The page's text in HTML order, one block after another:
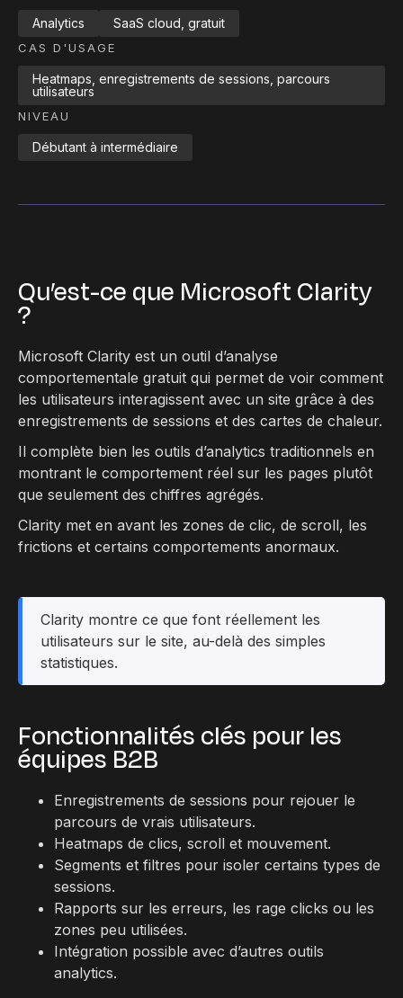
Analytics SaaS cloud, gratuit
CAS D'USAGE
Heatmaps, enregistrements de sessions, parcours
utilisateurs
NIVEAU
Débutant à intermédiaire
Qu’est-ce que Microsoft Clarity
?
Microsoft Clarity est un outil d’analyse
comportementale gratuit qui permet de voir comment
les utilisateurs interagissent avec un site grâce à des
enregistrements de sessions et des cartes de chaleur.
Il complète bien les outils d’analytics traditionnels en
montrant le comportement réel sur les pages plutôt
que seulement des chiffres agrégés.
Clarity met en avant les zones de clic, de scroll, les
frictions et certains comportements anormaux.
Clarity montre ce que font réellement les
utilisateurs sur le site, au-delà des simples
statistiques.
Fonctionnalités clés pour les
équipes B2B
Enregistrements de sessions pour rejouer le
parcours de vrais utilisateurs.
Heatmaps de clics, scroll et mouvement.
Segments et filtres pour isoler certains types de
sessions.
Rapports sur les erreurs, les rage clicks ou les
zones peu utilisées.
Intégration possible avec d’autres outils
analytics.